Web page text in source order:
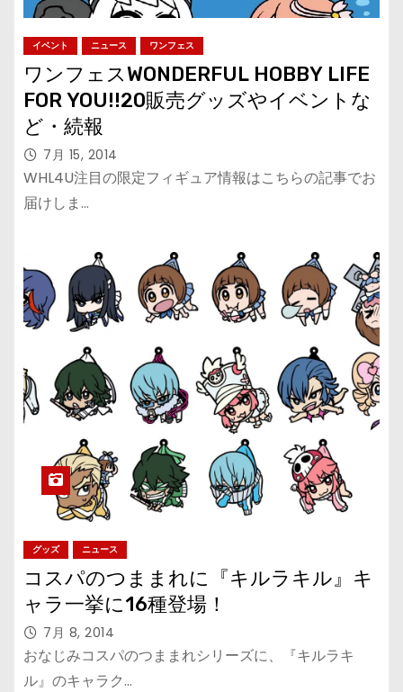
イベント ニュース ワンフェス
ワンフェスWONDERFUL HOBBY LIFE
FOR YOU!!20販売グッズやイベントな
ど・続報
7月 15, 2014
WHL4U注目の限定フィギュア情報はこちらの記事でお
届けしま…
グッズ ニュース
コスパのつままれに『キルラキル』キ
ャラ一挙に16種登場！
7月 8, 2014
おなじみコスパのつままれシリーズに、『キルラキ
ル』のキャラク…